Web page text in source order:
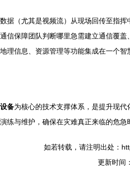
据（尤其是视频流）从现场回传至指
信保障团队判断哪里急需建立通信覆
理信息、资源管理等功能集成在一个
备为核心的技术支撑体系，是提升现
练与维护，确保在灾难真正来临的危
如若转载，请注明出处：
更新时间